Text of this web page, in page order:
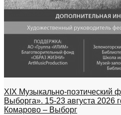
XIX Музыкально-поэтический
Выборга». 15-23 августа 2026
Комарово – Выборг